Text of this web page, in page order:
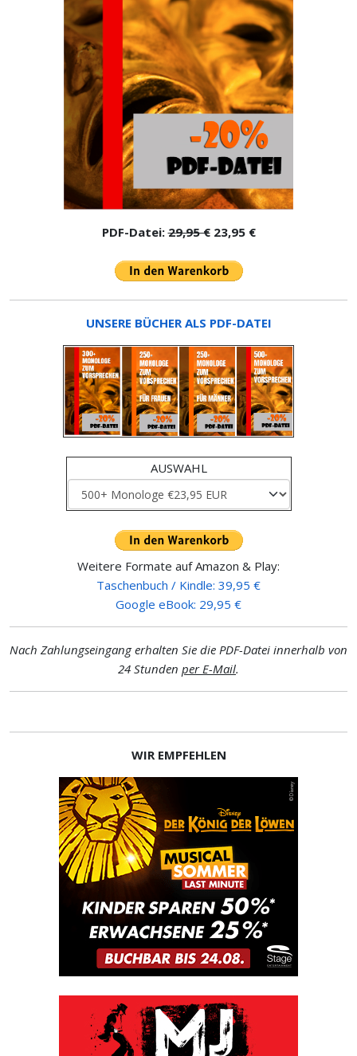
PDF-Datei:29,95 €23,95 €
UNSERE BÜCHER ALS PDF-DATEI
AUSWAHL
Weitere Formate auf Amazon & Play:
Taschenbuch / Kindle: 39,95 €
Google eBook: 29,95 €
Nach Zahlungseingang erhalten Sie die PDF-Datei innerhalb von
24 Stunden per E-Mail.
WIR EMPFEHLEN